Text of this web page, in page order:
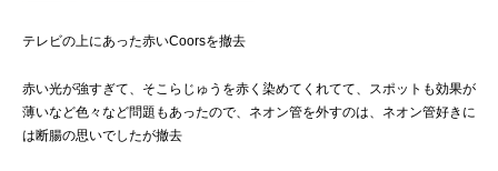
テレビの上にあった赤いCoorsを撤去
赤い光が強すぎて、そこらじゅうを赤く染めてくれてて、スポットも効果が
薄いなど色々など問題もあったので、ネオン管を外すのは、ネオン管好きに
は断腸の思いでしたが撤去